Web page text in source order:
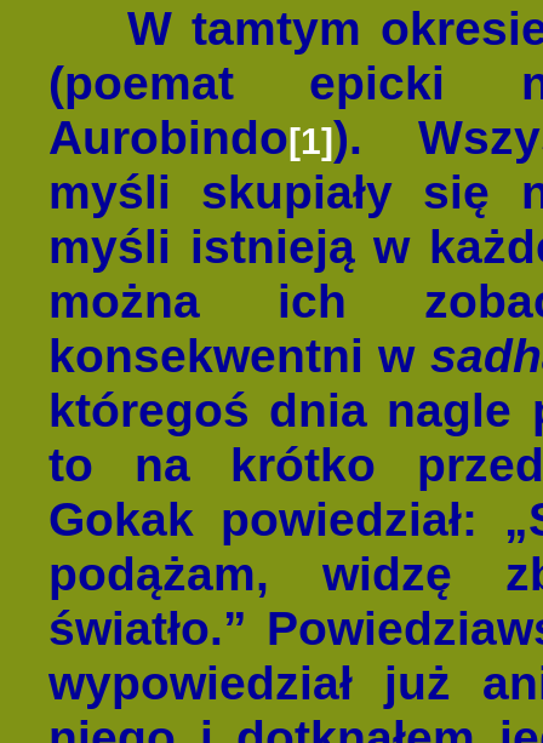
W tamtym
(poemat epicki
Aurobindo[1]).
myśli skupiały się
myśli istnieją w
można ich
konsekwentni w
któregoś dnia nagle
to na krótko przed
Gokak powiedział:
podążam, widzę
światło.”
wypowiedział już